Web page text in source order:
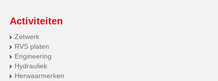
Activiteiten
Zetwerk
RVS platen
Engineering
Hydrauliek
Herwaarmerken